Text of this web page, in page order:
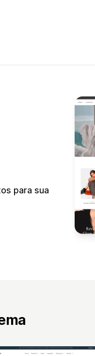
para sua